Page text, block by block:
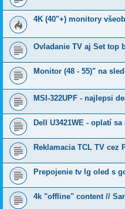
4K (40"+) monitory
Ovladanie TV aj Set top
Monitor (48 - 55)" na
MSI-322UPF - najlepsi
Dell U3421WE - oplatí sa
Reklamacia TCL TV cez
Prepojenie tv lg oled s
4k "offline" content //